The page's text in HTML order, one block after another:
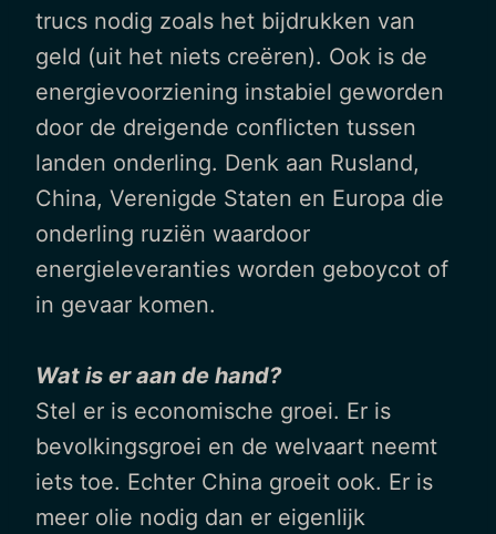
trucs nodig zoals het bijdrukken van
geld (uit het niets creëren). Ook is de
energievoorziening instabiel geworden
door de dreigende conflicten tussen
landen onderling. Denk aan Rusland,
China, Verenigde Staten en Europa die
onderling ruziën waardoor
energieleveranties worden geboycot of
in gevaar komen.
Wat is er aan de hand?
Stel er is economische groei. Er is
bevolkingsgroei en de welvaart neemt
iets toe. Echter China groeit ook. Er is
meer olie nodig dan er eigenlijk